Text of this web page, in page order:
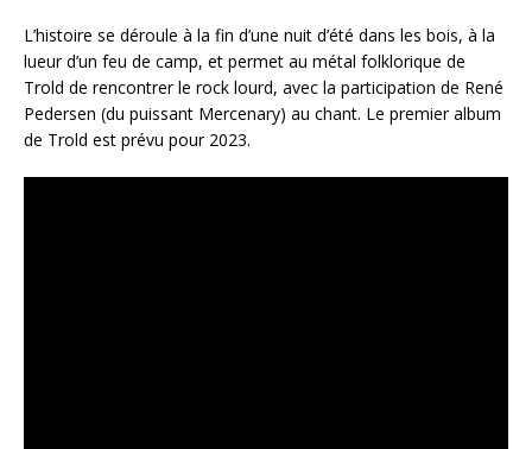
L’histoire se déroule à la fin d’une nuit d’été dans les bois, à la
lueur d’un feu de camp, et permet au métal folklorique de
Trold de rencontrer le rock lourd, avec la participation de René
Pedersen (du puissant Mercenary) au chant. Le premier album
de Trold est prévu pour 2023.